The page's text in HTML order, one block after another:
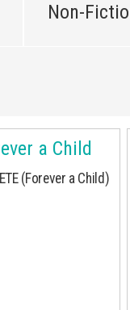
Non-
(Forever a Child)